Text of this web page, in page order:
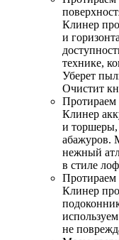
Клинер
и
технике,
Уберет
Очистит
Протираем
Клинер
и торшеры,
абажуров.
нежный
в стиле
Протираем
Клинер
не